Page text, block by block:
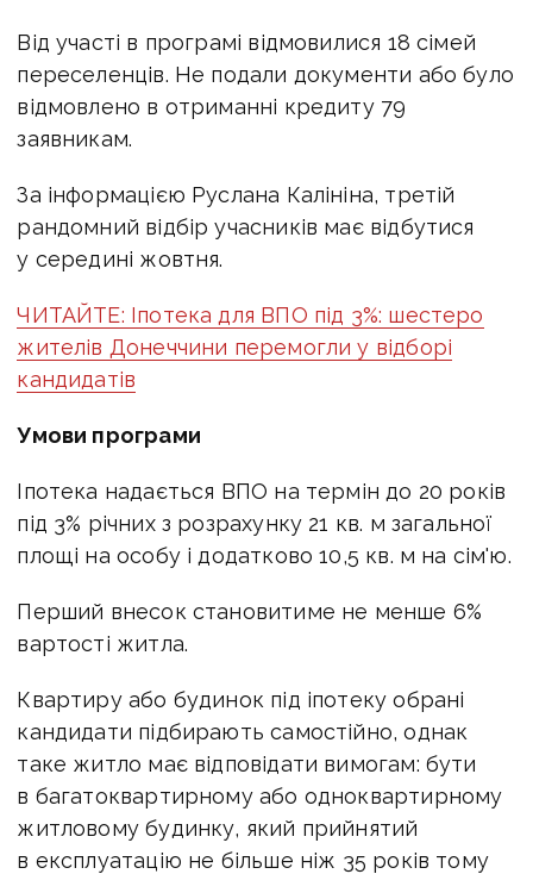
Від участі в програмі відмовилися 18 сімей
переселенців. Не подали документи або було
відмовлено в отриманні кредиту 79
заявникам.
За інформацією Руслана Калініна, третій
рандомний відбір учасників має відбутися
у середині жовтня.
ЧИТАЙТЕ: Іпотека для ВПО під 3%: шестеро
жителів Донеччини перемогли у відборі
кандидатів
Умови програми
Іпотека надається ВПО на термін до 20 років
під 3% річних з розрахунку 21 кв. м загальної
площі на особу і додатково 10,5 кв. м на сім'ю.
Перший внесок становитиме не менше 6%
вартості житла.
Квартиру або будинок під іпотеку обрані
кандидати підбирають самостійно, однак
таке житло має відповідати вимогам: бути
в багатоквартирному або одноквартирному
житловому будинку, який прийнятий
в експлуатацію не більше ніж 35 років тому